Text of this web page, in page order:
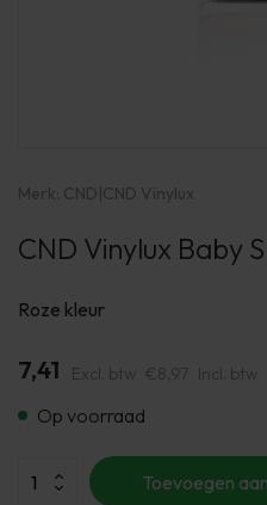
Merk: CND|CND Vinylux
CND Vinylux Baby
Roze kleur
7,41 Excl. btw €8,97 Incl. btw
Op voorraad
Toevoegen